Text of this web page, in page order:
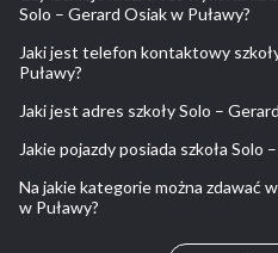
Kurs kat. B pezyspieszony: 1600
Kurs kat. B - jazdy w sobotę: 1800
Kurs kat. B z indywidualnymi
Kurs kat. B ekspresowy: 2200
Jazdy doszkalające - 1h: 70
Jazdy doszkalające - 4h: 240
Jazdy doszkalające - 10h: 600
Jazdy doszkalające - 30h: 1650
Solo – Gerard Osiak w Puławy?
Nie, nie ma takiej możliwości.
Jaki jest telefon kontaktowy
Puławy?
668 055 451
Jaki jest adres szkoły Solo –
Wojska Polskiego 1, 24-100
Jakie pojazdy posiada szkoła Solo
Hyundai i20
Na jakie kategorie można zdawać
w Puławy?